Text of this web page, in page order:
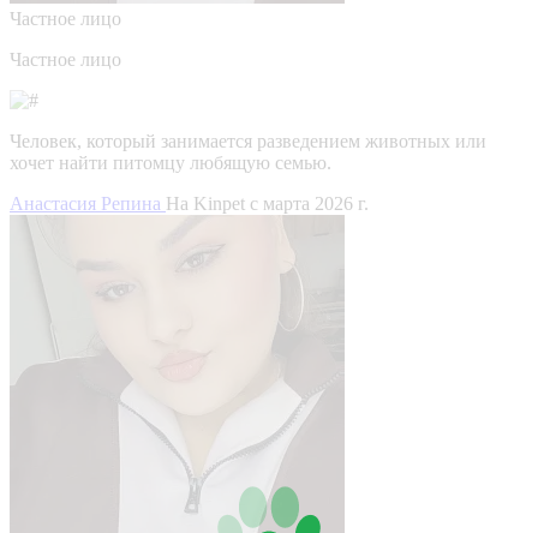
Частное лицо
Частное лицо
Человек, который занимается разведением животных или
хочет найти питомцу любящую семью.
Анастасия Репина На Kinpet c марта 2026 г.